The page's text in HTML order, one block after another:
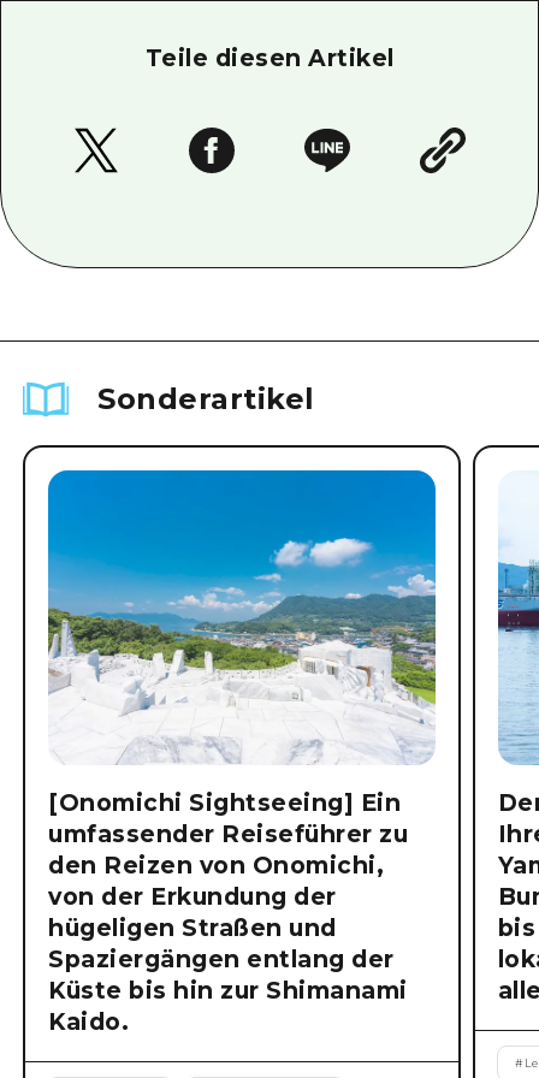
Teile diesen Artikel
Sonderartikel
[Onomichi Sightseeing] Ein
umfassender Reiseführer zu
den Reizen von Onomichi,
von der Erkundung der
hügeligen Straßen und
Spaziergängen entlang der
Küste bis hin zur Shimanami
Kaido.
#